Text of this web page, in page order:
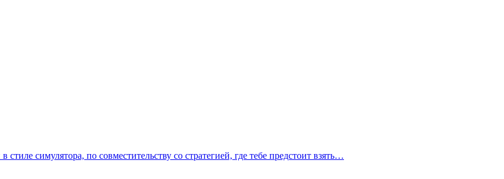
симулятора, по совместительству со стратегией, где тебе предстоит взять…